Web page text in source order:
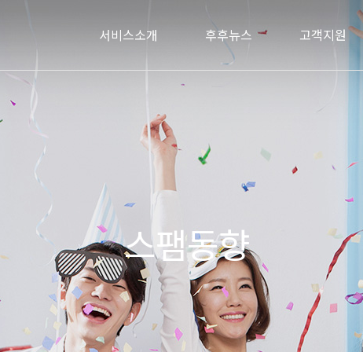
서비스소개 후후뉴스 고객지원
스팸동향